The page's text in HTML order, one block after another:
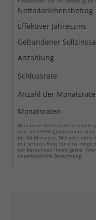
Nettodarlehensbetrag
Effektiver Jahreszins
Gebundener
Anzahlung
Schlussrate
Anzahl der
Monatsraten
Bei einem
Zins ab 5,99% (gebundener
bis 84 Monaten. Mit oder ohne
mit Schluss-Rate für eine
wir berechnen Ihnen gerne
unverbindliche Berechnung